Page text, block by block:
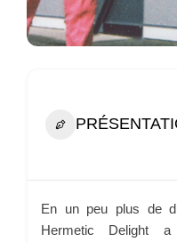
En un peu plus de
Hermetic Delight